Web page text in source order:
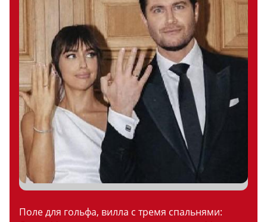
Поле для гольфа, вилла с тремя спальнями: